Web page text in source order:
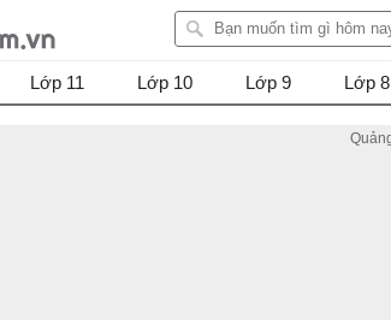
Lớp 11 Lớp 10 Lớp 9 Lớp 8